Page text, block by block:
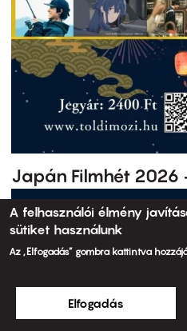
Japán Filmhét 2026
A felhasználói élmény
sütiket használunk
Az „Elfogadás” gombra kattintva
Elfogadás